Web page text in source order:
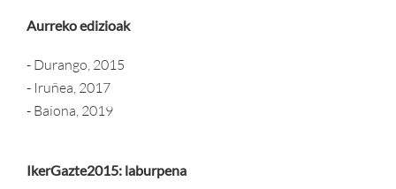
Aurreko edizioak
- Durango, 2015
- Iruñea, 2017
- Baiona, 2019
IkerGazte2015: laburpena